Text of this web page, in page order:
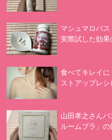
マシュマロバ
実際試した効果
食べてキレイ
ストアップレシ
山田孝之さん
ルームブラ」の